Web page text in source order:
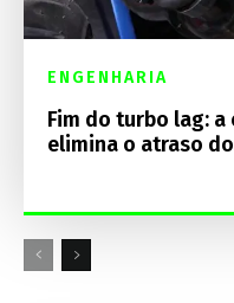
ENGENHARIA
Fim do turbo lag:
elimina o atraso